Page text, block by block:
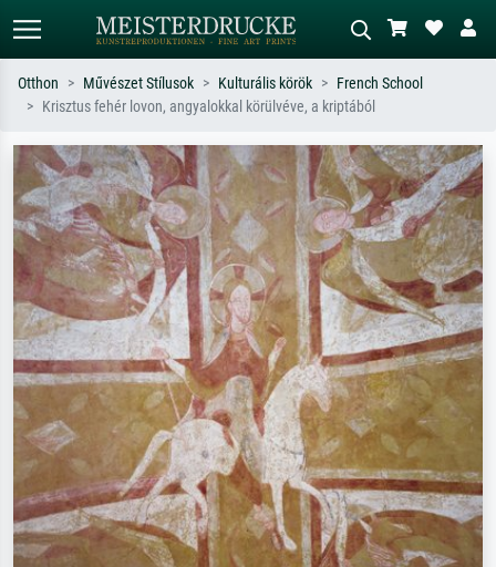
Keressen művész, műcím vagy stílus
szerint – pl. Monet, Csillagos éj,
impresszionizmus, Hokusai-hullám,
akt.
Írja le a jelenetet – pl. zöld rét, sok
piros absztrakt, sötét olajkép, álló akt
egy fa mellett.
Otthon Művészet Stílusok Kulturális körök
French School
Krisztus fehér lovon, angyalokkal körülvéve, a kriptából